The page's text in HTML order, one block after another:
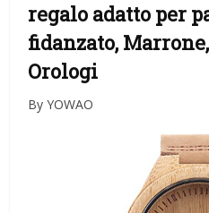
regalo adatto per
fidanzato,
Orologi
By YOWAO